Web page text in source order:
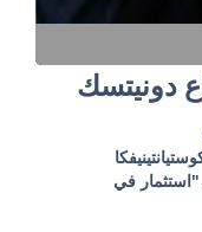
دونيتسك
"استثمار في